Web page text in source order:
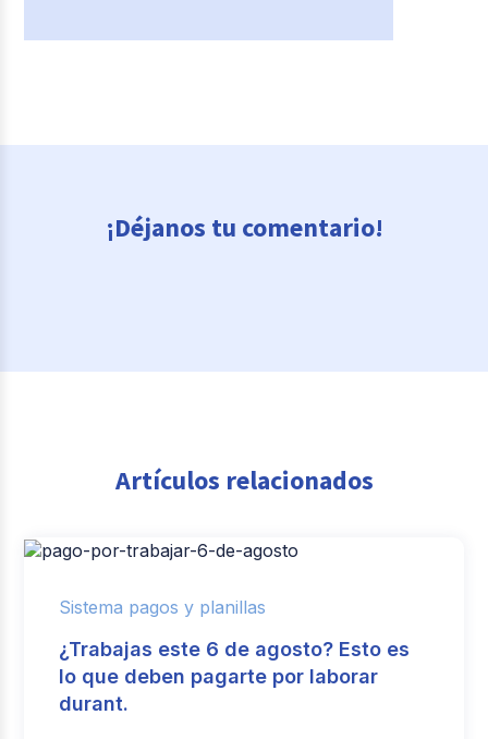
¡Déjanos tu comentario!
Artículos relacionados
Sistema pagos y planillas
¿Trabajas este 6 de agosto? Esto es
lo que deben pagarte por laborar
durant.